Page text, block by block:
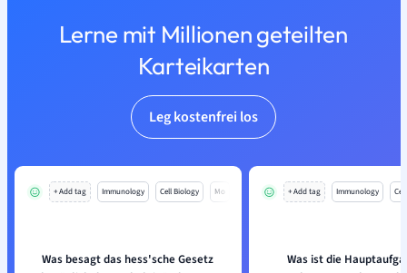
Lerne mit Millionen geteilten
Karteikarten
Leg kostenfrei los
+ Add tag Immunology Cell Biology Mo
Was besagt das hess'sche Gesetz
+ Add tag Immunology
Was ist die